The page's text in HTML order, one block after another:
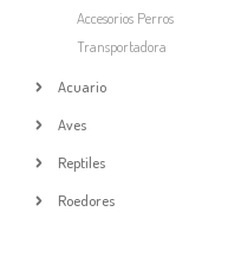
Accesorios Perros
Transportadora
Acuario
Aves
Reptiles
Roedores